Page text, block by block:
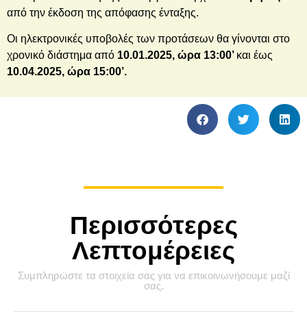
από την έκδοση της απόφασης ένταξης.
Οι ηλεκτρονικές υποβολές των προτάσεων θα γίνονται στο
χρονικό διάστημα από 10.01.2025, ώρα 13:00’ και έως
10.04.2025, ώρα 15:00’.
Περισσότερες
Λεπτομέρειες
Συμπληρώστε τα στοιχεία σας για να επικοινωνήσουμε μαζί
σας.